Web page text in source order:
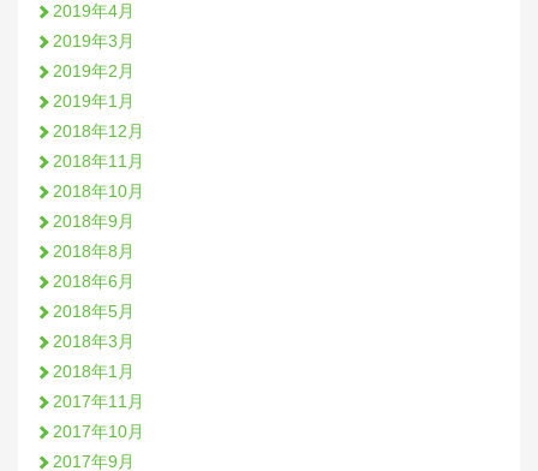
2019年4月
2019年3月
2019年2月
2019年1月
2018年12月
2018年11月
2018年10月
2018年9月
2018年8月
2018年6月
2018年5月
2018年3月
2018年1月
2017年11月
2017年10月
2017年9月